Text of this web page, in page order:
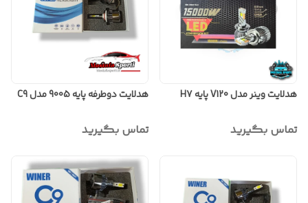
هدلایت وینر مدل V120 پایه H7
تماس بگیرید
هدلایت دوطرفه پایه 9005 مدل C9
تماس بگیرید